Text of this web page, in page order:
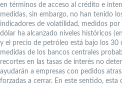
en términos de acceso al crédito e
medidas, sin embargo, no han tenido
indicadores de volatilidad, medidos por
dólar ha alcanzado niveles históricos
y el precio de petróleo está bajo los 30
medidas de los bancos centrales
recortes en las tasas de interés no
ayudarán a empresas con pedidos
forzadas a cerrar. En este sentido, esta